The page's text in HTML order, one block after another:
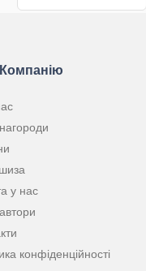
у нас
конфіденційності